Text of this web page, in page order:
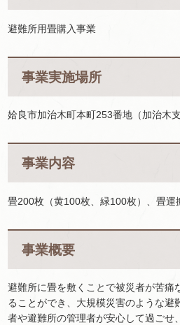
避難所用畳購入事業
事業実施場所
姶良市加治木町本町253番地（加治木
事業内容
畳200枚（黄100枚、緑100枚）、畳運
事業概要
避難所に畳を敷くことで被災者が苦痛
ることができ、大規模災害のような避
者や避難所の管理者が安心して過ごせ